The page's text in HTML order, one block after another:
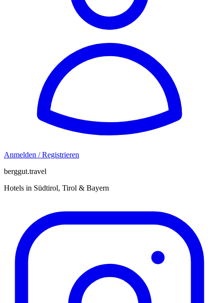
Anmelden / Registrieren
berggut.travel
Hotels in Südtirol, Tirol & Bayern